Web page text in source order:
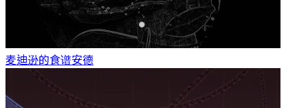
麦迪逊的食谱安德